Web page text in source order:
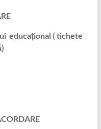
educațional ( tichete